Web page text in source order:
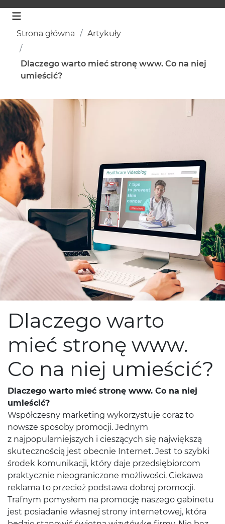
Strona główna Artykuły
Dlaczego warto mieć stronę www. Co na niej
umieścić?
Dlaczego warto
mieć stronę www.
Co na niej umieścić?
Dlaczego warto mieć stronę www. Co na niej
umieścić?
Współczesny marketing wykorzystuje coraz to
nowsze sposoby promocji. Jednym
z najpopularniejszych i cieszących się największą
skutecznością jest obecnie Internet. Jest to szybki
środek komunikacji, który daje przedsiębiorcom
praktycznie nieograniczone możliwości. Ciekawa
reklama to przecież podstawa dobrej promocji.
Trafnym pomysłem na promocję naszego gabinetu
jest posiadanie własnej strony internetowej, która